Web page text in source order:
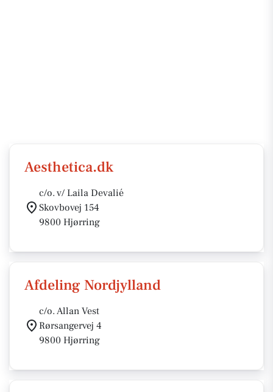
Aesthetica.dk
c/o. v/ Laila Devalié
Skovbovej 154
9800 Hjørring
Afdeling Nordjylland
c/o. Allan Vest
Rørsangervej 4
9800 Hjørring